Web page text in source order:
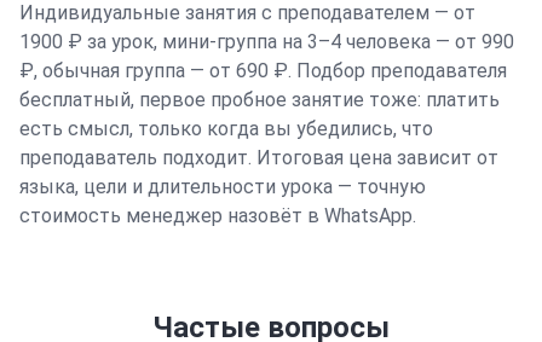
Индивидуальные занятия с преподавателем — от
1900 ₽ за урок, мини-группа на 3–4 человека — от 990
₽, обычная группа — от 690 ₽. Подбор преподавателя
бесплатный, первое пробное занятие тоже: платить
есть смысл, только когда вы убедились, что
преподаватель подходит. Итоговая цена зависит от
языка, цели и длительности урока — точную
стоимость менеджер назовёт в WhatsApp.
Частые вопросы